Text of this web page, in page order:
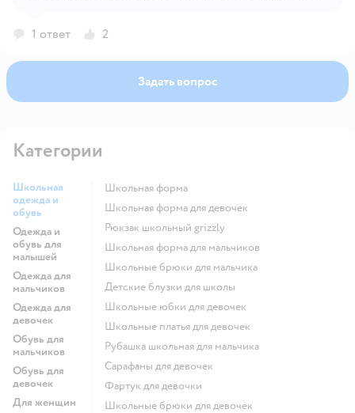
зависит от индивидуальных особенностей ребёнка.
1 ответ 2
Задать вопрос
Категории
Школьная
одежда и
обувь
Одежда и
обувь для
малышей
Одежда для
мальчиков
Одежда для
девочек
Обувь для
мальчиков
Обувь для
девочек
Для женщин
Школьная форма
Школьная форма для девочек
Рюкзак школьный grizzly
Школьная форма для мальчиков
Школьные брюки для мальчика
Детские блузки для школы
Школьные юбки для девочек
Школьные платья для девочек
Рубашка школьная для мальчика
Сарафаны для девочек
Фартук для девочки
Школьные брюки для девочек